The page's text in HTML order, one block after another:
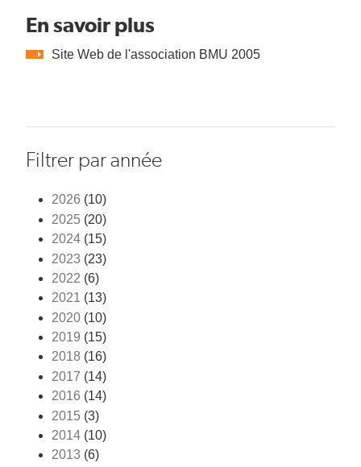
En savoir plus
Site Web de l'association BMU 2005
Filtrer par année
2026 (10)
2025 (20)
2024 (15)
2023 (23)
2022 (6)
2021 (13)
2020 (10)
2019 (15)
2018 (16)
2017 (14)
2016 (14)
2015 (3)
2014 (10)
2013 (6)